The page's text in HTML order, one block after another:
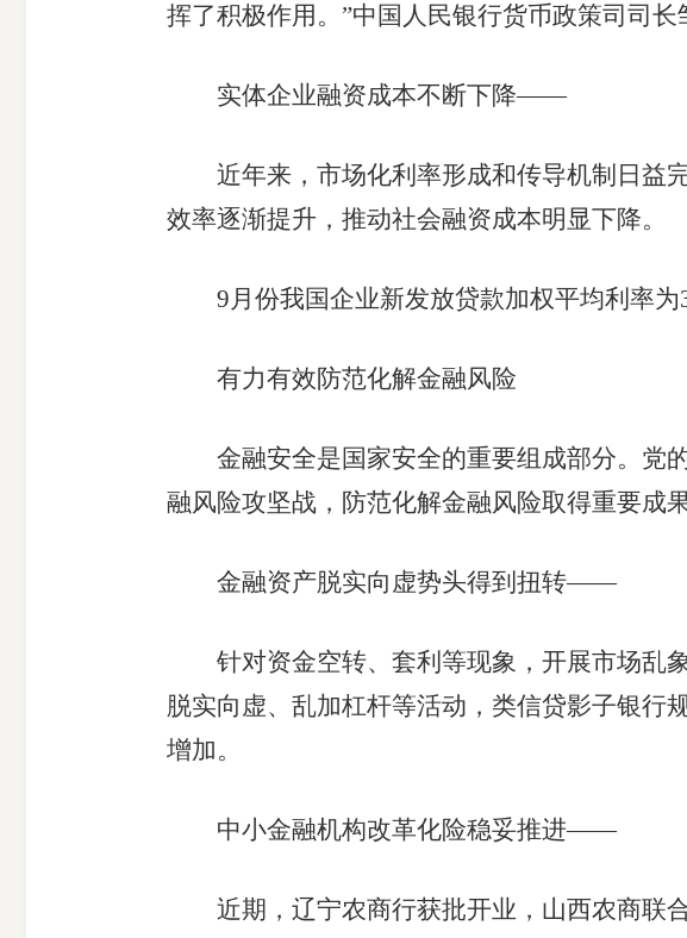
挥了积极作用。”中国人民银行货币政策司司长
实体企业融资成本不断下降——
近年来，市场化利率形成和传导机制日益完
效率逐渐提升，推动社会融资成本明显下降。
9月份我国企业新发放贷款加权平均利率为
有力有效防范化解金融风险
金融安全是国家安全的重要组成部分。党的
融风险攻坚战，防范化解金融风险取得重要成果
金融资产脱实向虚势头得到扭转——
针对资金空转、套利等现象，开展市场乱
脱实向虚、乱加杠杆等活动，类信贷影子银行
增加。
中小金融机构改革化险稳妥推进——
近期，辽宁农商行获批开业，山西农商联